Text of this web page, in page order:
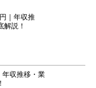
｜年収推
解説！
年収推移・業